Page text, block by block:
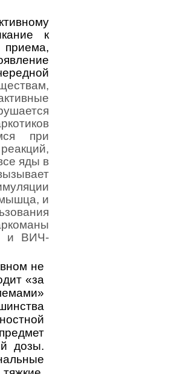
к
при
яды в
и
и ВИЧ-
не
«за
дозы.